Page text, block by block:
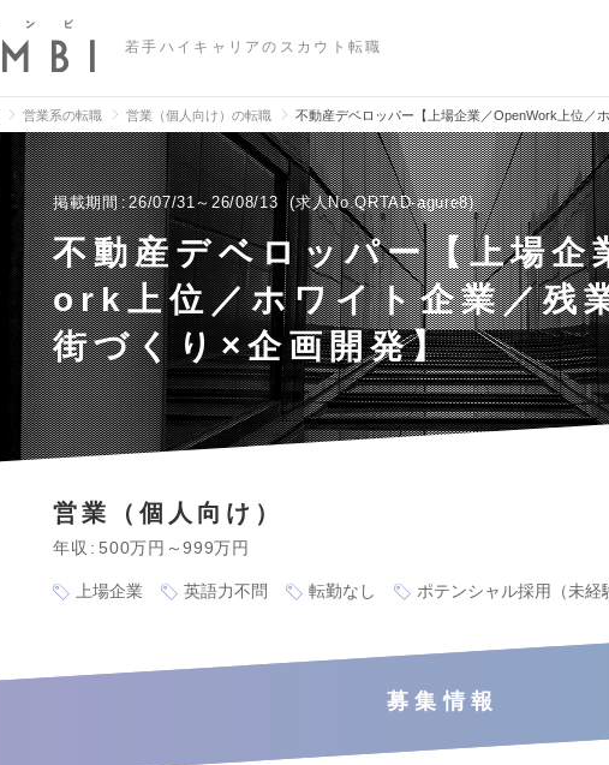
若手ハイキャリアのスカウト転職
営業系の転職 営業（個人向け）の転職 不動産デベロッパー【上場企業／OpenWork上位／
掲載期間 26/07/31～26/08/13 求人No.QRTAD-agure8
不動産デベロッパー【上場
ork上位／ホワイト企業／残
街づくり×企画開発】
営業（個人向け）
年収 500万円～999万円
上場企業 英語力不問 転勤なし ポテンシャル採用（未経
募集情報